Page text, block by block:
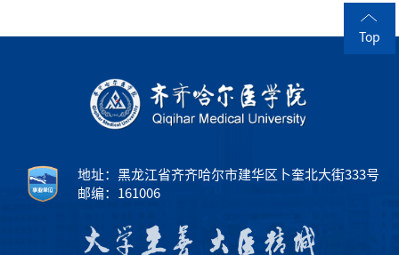
事宜通知如下：一、组织单位主办单位：招生就业处协办单
位：公共卫生学院、精神卫生学院、药学院、医学技术学院、
一）14：00三、会议地点主 会 场：图书行政楼1804会议室视
频分会场：协办单位会议室（腾讯会议号：653 9468 3570）
院长视频分会场：协办二级学院党委书记（附属医院教学副院
长）、主管就业领导、毕业班辅导员及相应专业毕业生五、相
10分钟到达会场。2.参会人员请遵守防疫要求佩戴口罩，遵守
Top
地址：黑龙江省齐齐哈尔市建华区卜奎北大街333号
邮编：161006